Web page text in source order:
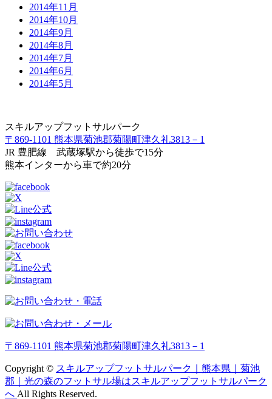
2014年11月
2014年10月
2014年9月
2014年8月
2014年7月
2014年6月
2014年5月
スキルアップフットサルパーク
〒869-1101 熊本県菊池郡菊陽町津久礼3813－1
JR 豊肥線 武蔵塚駅から徒歩で15分
熊本インターから車で約20分
〒869-1101 熊本県菊池郡菊陽町津久礼3813－1
Copyright © スキルアップフットサルパーク｜熊本県｜菊池
郡｜光の森のフットサル場はスキルアップフットサルパーク
へ All Rights Reserved.